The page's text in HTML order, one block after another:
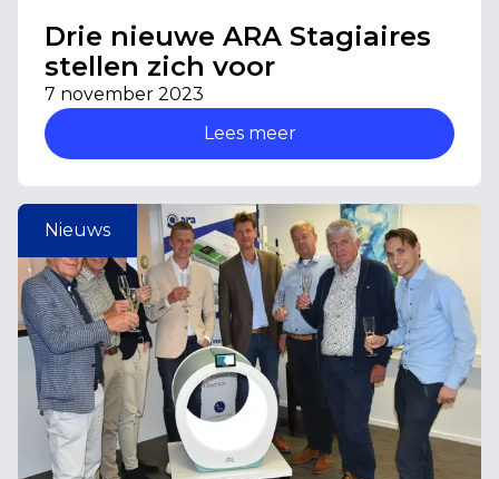
Drie nieuwe ARA Stagiaires
stellen zich voor
7 november 2023
Lees meer
Nieuws